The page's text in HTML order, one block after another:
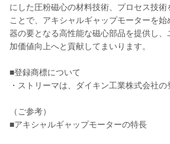
にした圧粉磁心の材料技術、プロセス技
ことで、アキシャルギャップモーターを
器の要となる高性能な磁心部品を提供し
加価値向上へと貢献してまいります。
■登録商標について
・ストリーマは、ダイキン工業株式会社の
（ご参考）
■アキシャルギャップモーターの特長